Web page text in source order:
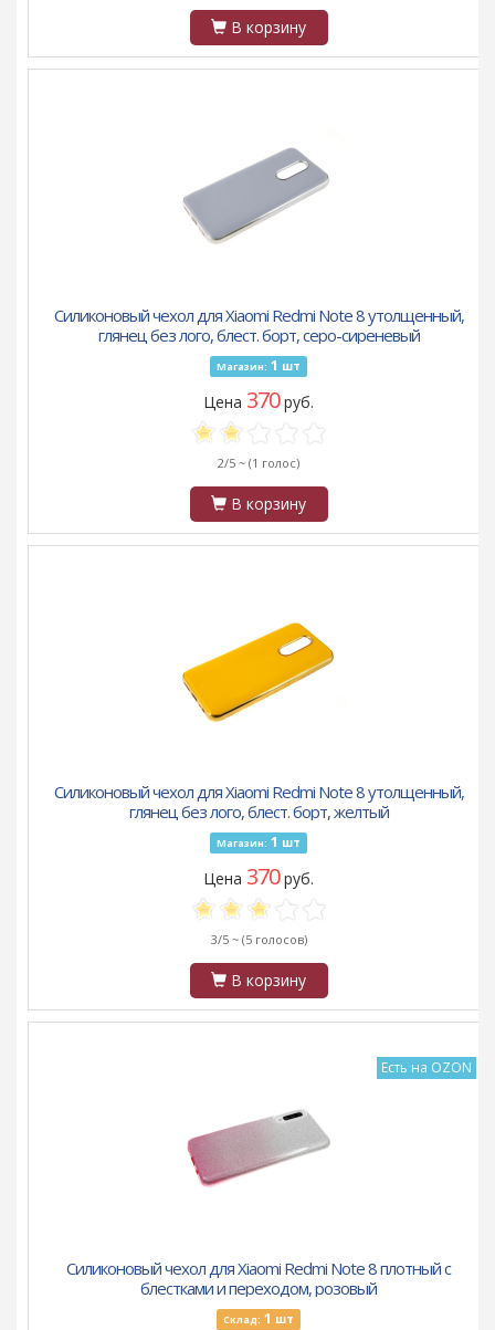
В корзину
Силиконовый чехол для Xiaomi Redmi Note 8 утолщенный,
глянец без лого, блест. борт, серо-сиреневый
Магазин: 1 шт
Цена 370руб.
2/5 ~ (1 голос)
В корзину
Силиконовый чехол для Xiaomi Redmi Note 8 утолщенный,
глянец без лого, блест. борт, желтый
Магазин: 1 шт
Цена 370руб.
3/5 ~ (5 голосов)
В корзину
Есть на OZON
Силиконовый чехол для Xiaomi Redmi Note 8 плотный с
блестками и переходом, розовый
Склад: 1 шт